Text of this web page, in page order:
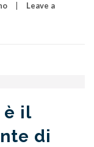
Leave a
è il
di